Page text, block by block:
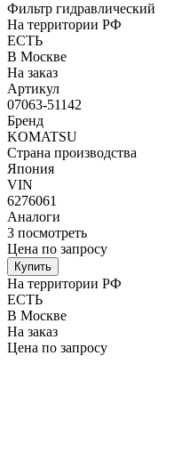
Фильтр гидравлический
На территории РФ
ЕСТЬ
В Москве
На заказ
Артикул
07063-51142
Бренд
KOMATSU
Страна производства
Япония
VIN
6276061
Аналоги
3 посмотреть
Цена по запросу
Купить
На территории РФ
ЕСТЬ
В Москве
На заказ
Цена по запросу